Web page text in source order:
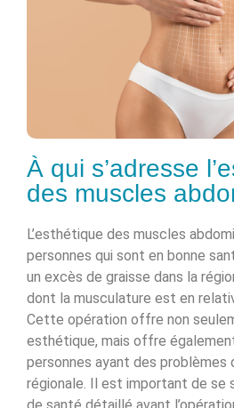
À qui s’adresse
des muscles
L’esthétique des muscles
personnes qui sont en bonne
un excès de graisse dans la
dont la musculature est en
Cette opération offre non
esthétique, mais offre
personnes ayant des problèmes
régionale. Il est important de se